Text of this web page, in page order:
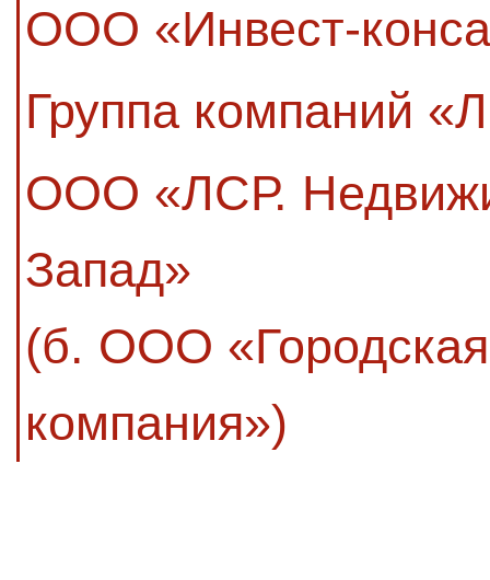
ООО «Инвест-
Группа компаний
ООО «ЛСР.
Запад»
(б. ООО
компания»)